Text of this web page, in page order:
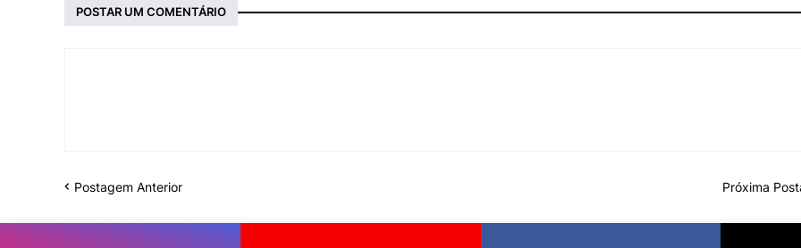
POSTAR UM COMENTÁRIO
Postagem Anterior Próxima